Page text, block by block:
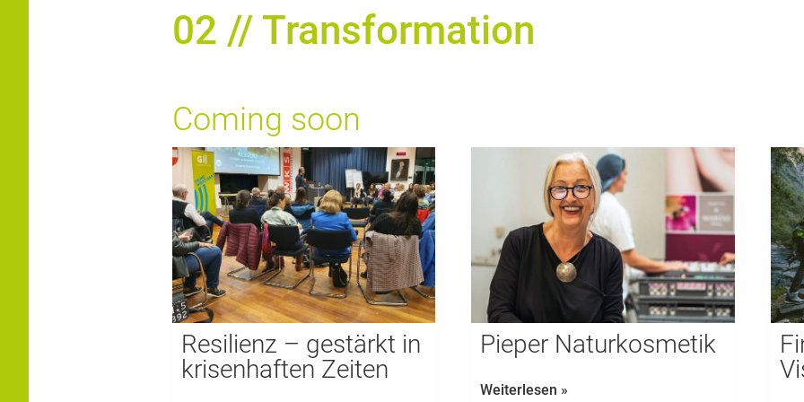
02 // Transformation
Coming soon
Resilienz – gestärkt in
krisenhaften Zeiten
Pieper Naturkosmetik
Weiterlesen »